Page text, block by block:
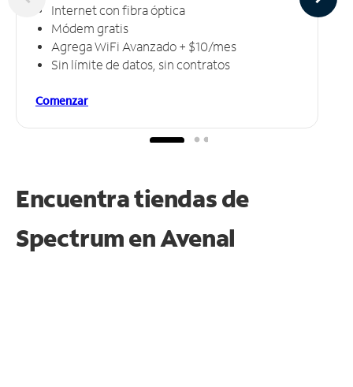
Internet con fibra óptica
Módem gratis
Agrega WiFi Avanzado + $10/mes
Sin límite de datos, sin contratos
Comenzar
Encuentra tiendas de
Spectrum enAvenal